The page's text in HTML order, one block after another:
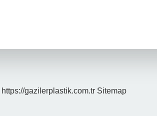
https://gazilerplastik.com.tr Sitemap